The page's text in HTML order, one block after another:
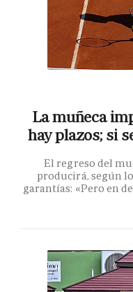
La muñeca
hay plazos; si
El regreso del
producirá, según
garantías: «Pero en